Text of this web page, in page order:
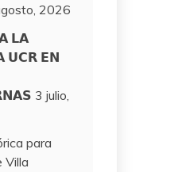
2026
𝗟𝗔
𝗨𝗖𝗥 𝗘𝗡
3 julio,
para
Villa